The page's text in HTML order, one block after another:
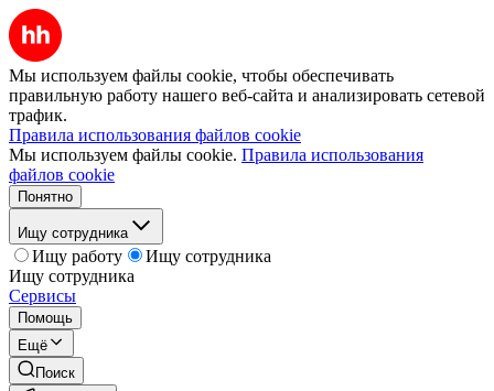
Мы используем файлы cookie, чтобы обеспечивать
правильную работу нашего веб-сайта и анализировать сетевой
трафик.
Правила использования файлов cookie
Мы используем файлы cookie. Правила использования
файлов cookie
Понятно
Ищу сотрудника
Ищу работу
Ищу сотрудника
Ищу сотрудника
Сервисы
Помощь
Ещё
Поиск